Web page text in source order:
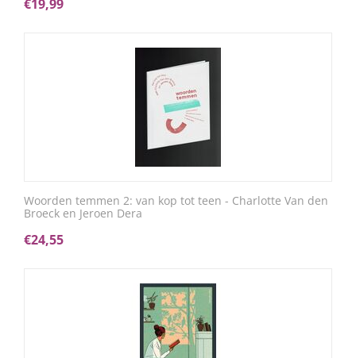
€19,99
Woorden temmen 2: van kop tot teen - Charlotte Van den
Broeck en Jeroen Dera
€24,55